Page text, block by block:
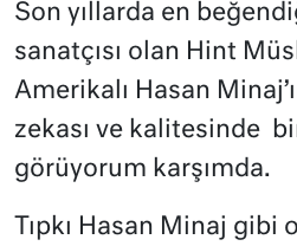
Son yıllarda en
sanatçısı olan Hint
Amerikalı Hasan
zekası ve kalitesinde
görüyorum karşımda.
Tıpkı Hasan Minaj gibi